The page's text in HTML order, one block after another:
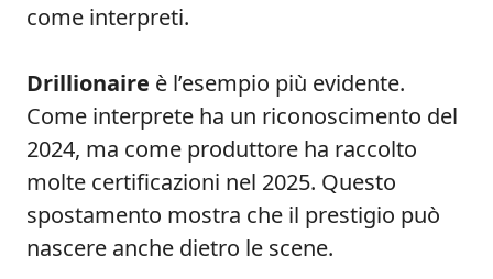
come interpreti.
Drillionaire è l’esempio più evidente.
Come interprete ha un riconoscimento del
2024, ma come produttore ha raccolto
molte certificazioni nel 2025. Questo
spostamento mostra che il prestigio può
nascere anche dietro le scene.